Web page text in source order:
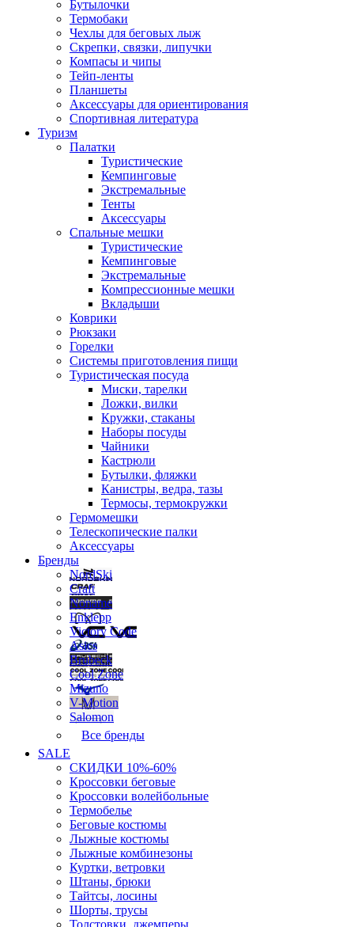
Бутылочки
Термобаки
Чехлы для беговых лыж
Скрепки, связки, липучки
Компасы и чипы
Тейп-ленты
Планшеты
Аксессуары для ориентирования
Спортивная литература
Туризм
Палатки
Туристические
Кемпинговые
Экстремальные
Тенты
Аксессуары
Спальные мешки
Туристические
Кемпинговые
Экстремальные
Компрессионные мешки
Вкладыши
Коврики
Рюкзаки
Горелки
Системы приготовления пищи
Туристическая посуда
Миски, тарелки
Ложки, вилки
Кружки, стаканы
Наборы посуды
Чайники
Кастрюли
Бутылки, фляжки
Канистры, ведра, тазы
Термосы, термокружки
Гермомешки
Телескопические палки
Аксессуары
Бренды
NordSki
Craft
Noname
Enklepp
Victory Code
Asics
Brubeck
Cool Zone
Mizuno
V-Motion
Salomon
Все бренды
SALE
СКИДКИ 10%-60%
Кроссовки беговые
Кроссовки волейбольные
Термобелье
Беговые костюмы
Лыжные костюмы
Лыжные комбинезоны
Куртки, ветровки
Штаны, брюки
Тайтсы, лосины
Шорты, трусы
Толстовки, джемперы